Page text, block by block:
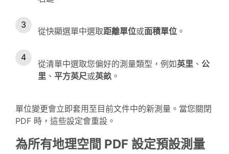
從快顯選單中選取距離單位或面積單位 。
從清單中選取您偏好的測量類型，例如英里 、 公
里 、 平方英尺或英畝 。
單位變更會立即套用至目前文件中的新測量。當您關閉
PDF 時，這些設定會重設。
為所有地理空間 PDF 設定預設測量